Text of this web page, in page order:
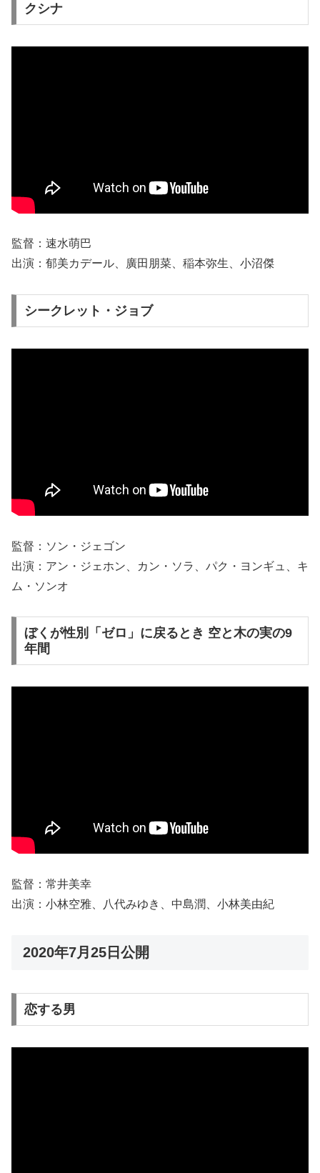
クシナ
監督：速水萌巴
出演：郁美カデール、廣田朋菜、稲本弥生、小沼傑
シークレット・ジョブ
監督：ソン・ジェゴン
出演：アン・ジェホン、カン・ソラ、パク・ヨンギュ、キ
ム・ソンオ
ぼくが性別「ゼロ」に戻るとき 空と木の実の9
年間
監督：常井美幸
出演：小林空雅、八代みゆき、中島潤、小林美由紀
2020年7月25日公開
恋する男